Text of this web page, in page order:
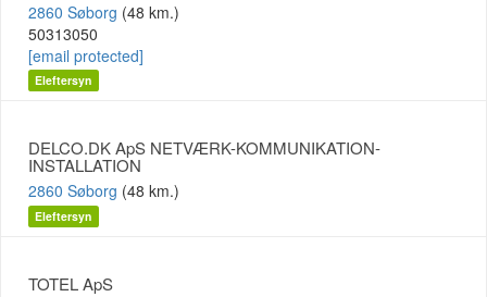
2860 Søborg (48 km.)
50313050
[email protected]
Eleftersyn
DELCO.DK ApS NETVÆRK-KOMMUNIKATION-
INSTALLATION
2860 Søborg (48 km.)
Eleftersyn
TOTEL ApS